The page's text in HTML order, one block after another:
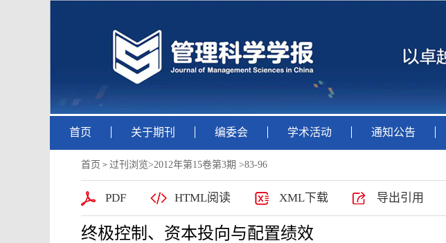
首页 关于期刊 编委会 学术活动 通知公告
首页 > 过刊浏览>2012年第15卷第3期 >83-96
PDF HTML阅读 XML下载 导出引用
终极控制、资本投向与配置绩效